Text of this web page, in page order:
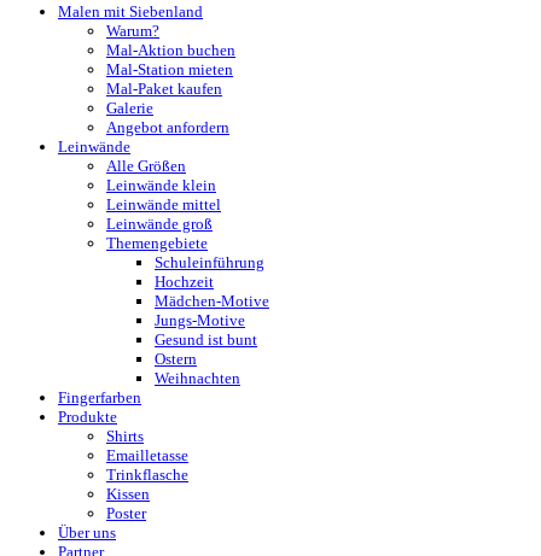
Malen mit Siebenland
Warum?
Mal-Aktion buchen
Mal-Station mieten
Mal-Paket kaufen
Galerie
Angebot anfordern
Leinwände
Alle Größen
Leinwände klein
Leinwände mittel
Leinwände groß
Themengebiete
Schuleinführung
Hochzeit
Mädchen-Motive
Jungs-Motive
Gesund ist bunt
Ostern
Weihnachten
Fingerfarben
Produkte
Shirts
Emailletasse
Trinkflasche
Kissen
Poster
Über uns
Partner